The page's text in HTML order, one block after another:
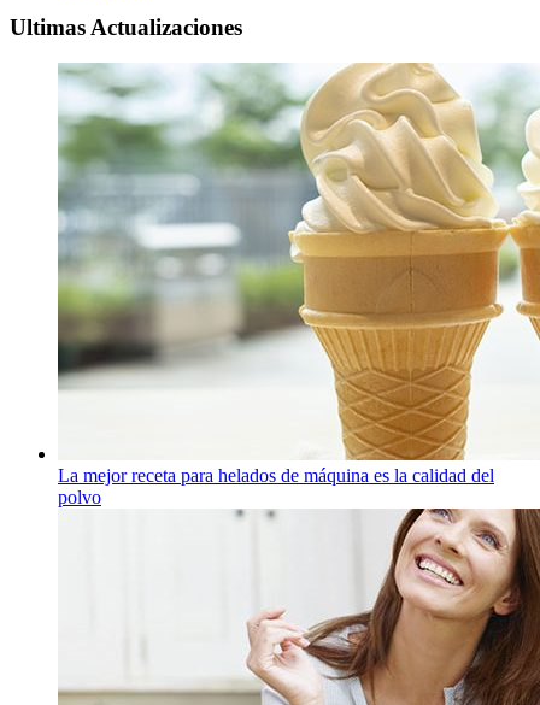
Ultimas Actualizaciones
La mejor receta para helados de máquina es la calidad del
polvo